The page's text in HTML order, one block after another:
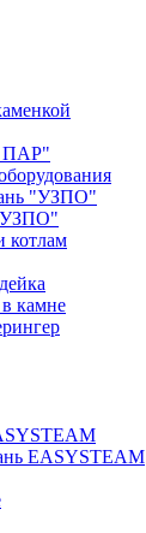
ПАР"
"УЗПО"
котлам
камне
EASYSTEAM